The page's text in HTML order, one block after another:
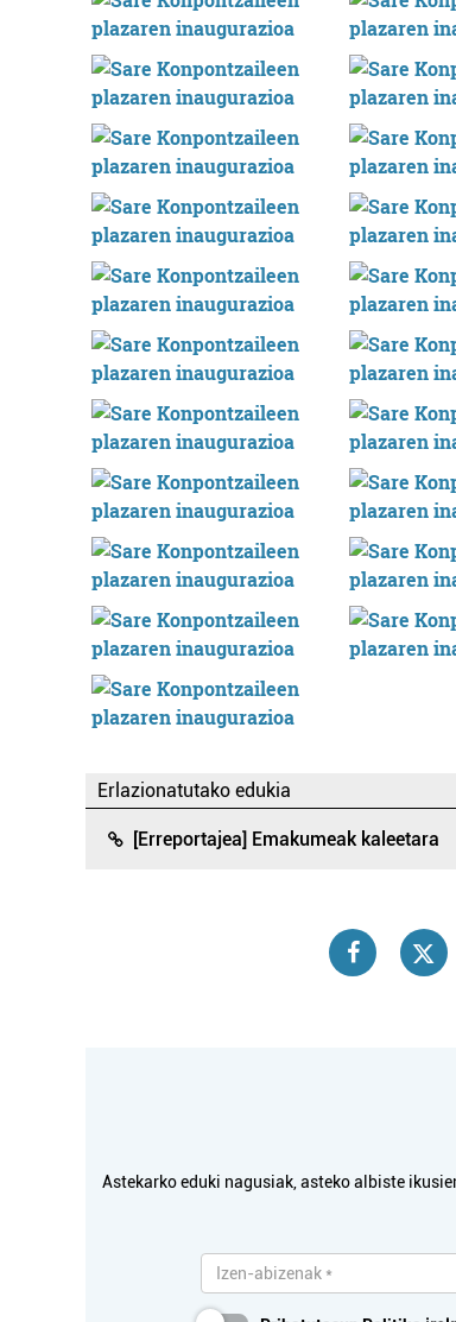
Erlazionatutako edukia
[Erreportajea] Emakumeak kaleetara
Astekarko eduki nagusiak, asteko albiste